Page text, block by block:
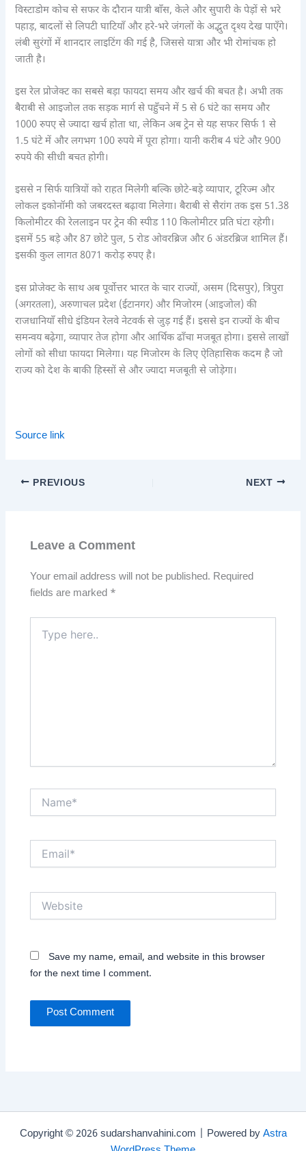
विस्टाडोम कोच से सफर के दौरान यात्री बाँस, केले और सुपारी के पेड़ों से भरे
पहाड़, बादलों से लिपटी घाटियाँ और हरे-भरे जंगलों के अद्भुत दृश्य देख पाएँगे।
लंबी सुरंगों में शानदार लाइटिंग की गई है, जिससे यात्रा और भी रोमांचक हो
जाती है।
इस रेल प्रोजेक्ट का सबसे बड़ा फायदा समय और खर्च की बचत है। अभी तक
बैराबी से आइजोल तक सड़क मार्ग से पहुँचने में 5 से 6 घंटे का समय और
1000 रुपए से ज्यादा खर्च होता था, लेकिन अब ट्रेन से यह सफर सिर्फ 1 से
1.5 घंटे में और लगभग 100 रुपये में पूरा होगा। यानी करीब 4 घंटे और 900
रुपये की सीधी बचत होगी।
इससे न सिर्फ यात्रियों को राहत मिलेगी बल्कि छोटे-बड़े व्यापार, टूरिज्म और
लोकल इकोनॉमी को जबरदस्त बढ़ावा मिलेगा। बैराबी से सैरांग तक इस 51.38
किलोमीटर की रेललाइन पर ट्रेन की स्पीड 110 किलोमीटर प्रति घंटा रहेगी।
इसमें 55 बड़े और 87 छोटे पुल, 5 रोड ओवरब्रिज और 6 अंडरब्रिज शामिल हैं।
इसकी कुल लागत 8071 करोड़ रुपए है।
इस प्रोजेक्ट के साथ अब पूर्वोत्तर भारत के चार राज्यों, असम (दिसपुर), त्रिपुरा
(अगरतला), अरुणाचल प्रदेश (ईटानगर) और मिजोरम (आइजोल) की
राजधानियाँ सीधे इंडियन रेलवे नेटवर्क से जुड़ गई हैं। इससे इन राज्यों के बीच
समन्वय बढ़ेगा, व्यापार तेज होगा और आर्थिक ढाँचा मजबूत होगा। इससे लाखों
लोगों को सीधा फायदा मिलेगा। यह मिजोरम के लिए ऐतिहासिक कदम है जो
राज्य को देश के बाकी हिस्सों से और ज्यादा मजबूती से जोड़ेगा।
Source link
PREVIOUS NEXT
Leave a Comment
Your email address will not be published. Required
fields are marked *
here..
Save my name, email, and website in this browser
for the next time I comment.
Copyright © 2026 sudarshanvahini.com | Powered by Astra